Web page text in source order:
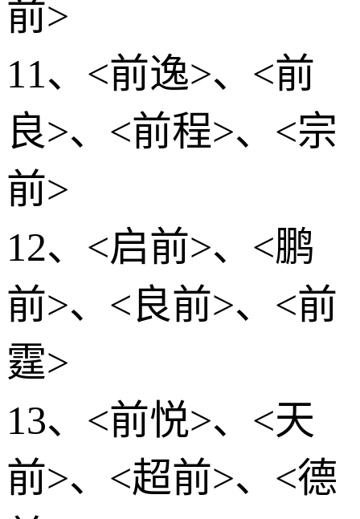
前>
11、<前逸>、<前
良>、<前程>、<宗
前>
12、<启前>、<鹏
前>、<良前>、<前
霆>
13、<前悦>、<天
前>、<超前>、<德